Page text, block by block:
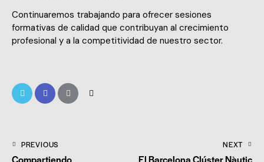
Continuaremos trabajando para ofrecer sesiones
formativas de calidad que contribuyan al crecimiento
profesional y a la competitividad de nuestro sector.
PREVIOUS NEXT